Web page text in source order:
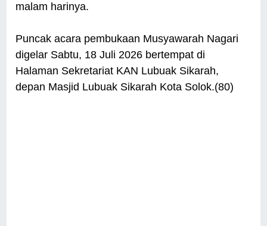
malam harinya.
Puncak acara pembukaan Musyawarah Nagari
digelar Sabtu, 18 Juli 2026 bertempat di
Halaman Sekretariat KAN Lubuak Sikarah,
depan Masjid Lubuak Sikarah Kota Solok.(80)